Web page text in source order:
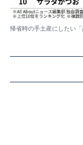
帰省時の手土産にしたい